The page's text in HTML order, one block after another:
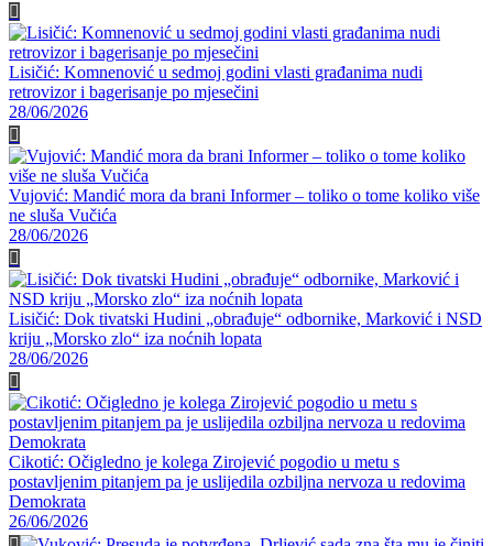
Lisičić: Komnenović u sedmoj godini vlasti građanima nudi
retrovizor i bagerisanje po mjesečini
28/06/2026
Vujović: Mandić mora da brani Informer – toliko o tome koliko više
ne sluša Vučića
28/06/2026
Lisičić: Dok tivatski Hudini „obrađuje“ odbornike, Marković i NSD
kriju „Morsko zlo“ iza noćnih lopata
28/06/2026
Cikotić: Očigledno je kolega Zirojević pogodio u metu s
postavljenim pitanjem pa je uslijedila ozbiljna nervoza u redovima
Demokrata
26/06/2026